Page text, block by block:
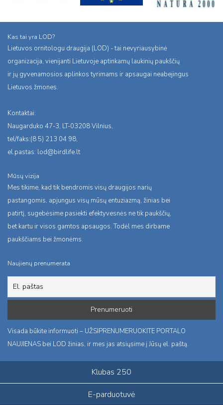
Kas tai yra LOD?
Lietuvos ornitologu draugija (LOD) - tai nevyriausybinė
organizacija, vienijanti Lietuvoje aptinkamų laukinių paukščių
ir jų gyvenamosios aplinkos tyrimams ir apsaugai neabejingus
Lietuvos žmones.
Kontaktai:
Naugarduko 47-3, LT-03208 Vilnius,
tel/faks:(8 5) 213 04 98,
el.pastas: lod@birdlife.lt
Mūsų vizija
Mes tikime, kad tik bendromis visų draugijos narių
pastangomis, apjungus visų mūsų entuziazmą, žinias bei
patirtį, sugebėsime pasiekti efektyvesnės ne tik paukščių,
bet kartu ir visos gamtos apsaugos. Todėl mes dirbame
paukščiams bei žmonėms.
Naujienų prenumerata
Visada būkite informuoti – UŽSIPRENUMERUOKITE PORTALO
NAUJIENAS bei LOD žinias, ir mes jas atsiųsime į Jūsų el. paštą.
Klubas 250
E-parduotuvė